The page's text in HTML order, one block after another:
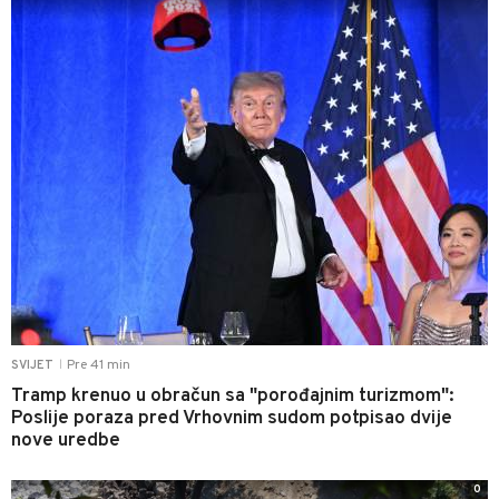
SVIJET Pre 41 min
Tramp krenuo u obračun sa "porođajnim turizmom":
Poslije poraza pred Vrhovnim sudom potpisao dvije
nove uredbe
0